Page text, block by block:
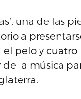
una de las
a
pelo y cuatro
la música